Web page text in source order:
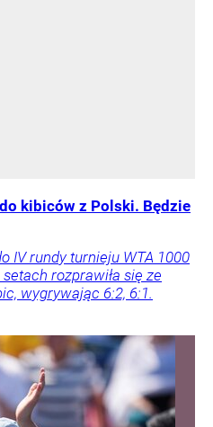
kibiców z Polski. Będzie
IV rundy turnieju WTA 1000
rozprawiła się ze
wygrywając 6:2, 6:1.